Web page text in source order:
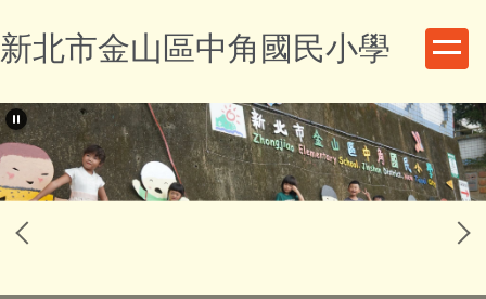
到
主
內
容
區
新北市金山區中角國民小學